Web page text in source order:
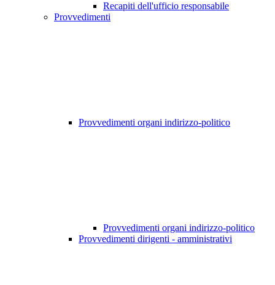
Recapiti dell'ufficio responsabile
Provvedimenti
Provvedimenti organi indirizzo-politico
Provvedimenti organi indirizzo-politico
Provvedimenti dirigenti - amministrativi